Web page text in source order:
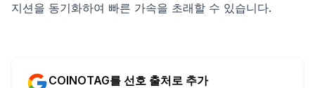
지션을 동기화하여 빠른 가속을 초래할 수 있습니다.
COINOTAG를 선호 출처로 추가